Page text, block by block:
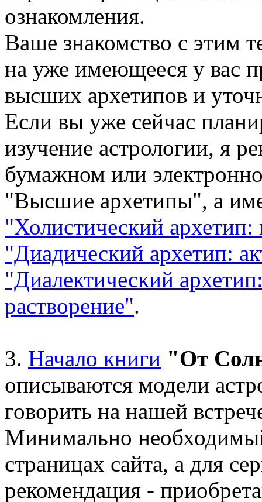
ознакомления.
Ваше знакомство с этим
на уже имеющееся у вас
высших архетипов и
Если вы уже сейчас
изучение астрологии, я
бумажном или
"Высшие архетипы", а
"Холистический архетип:
"Диадический архетип:
"Диалектический
растворение".
3. Начало книги "От
описываются модели
говорить на нашей
Минимально
страницах сайта, а для
рекомендация -